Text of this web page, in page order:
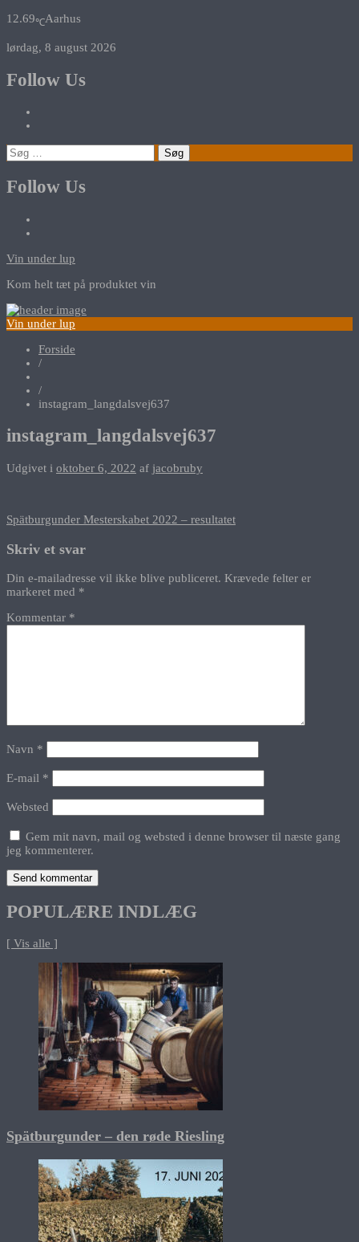
12.69℃Aarhus
lørdag, 8 august 2026
Follow Us
Søg
efter:
Follow Us
Vin under lup
Kom helt tæt på produktet vin
Vin under lup
Forside
/
/
instagram_langdalsvej637
instagram_langdalsvej637
Udgivet i oktober 6, 2022 af jacobruby
Indlægsnavigation
Spätburgunder Mesterskabet 2022 – resultatet
Skriv et svar
Din e-mailadresse vil ikke blive publiceret. Krævede felter er
markeret med *
Kommentar *
Navn *
E-mail *
Websted
Gem mit navn, mail og websted i denne browser til næste gang
jeg kommenterer.
POPULÆRE INDLÆG
[ Vis alle ]
Spätburgunder – den røde Riesling